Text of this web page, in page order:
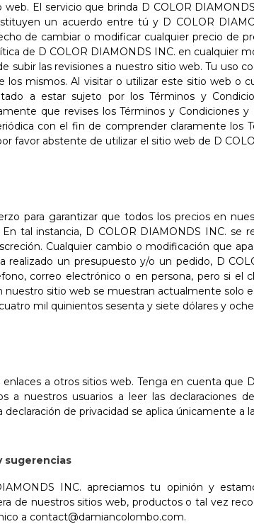
El servicio que brinda D COLOR
un acuerdo entre tú y D COLOR
de cambiar o modificar cualquier precio de
de D COLOR DIAMONDS INC. en cualquier
subir las revisiones a nuestro sitio web. Tu uso
los mismos. Al visitar o utilizar este sitio web o
a estar sujeto por los Términos y
que revises los Términos y Condiciones
con el fin de comprender claramente los
favor abstente de utilizar el sitio web de D
para garantizar que todos los precios en
tal instancia, D COLOR DIAMONDS INC.
Cualquier cambio o modificación que
realizado un presupuesto y/o un pedido, D
correo electrónico o en persona, pero si el
sitio web se muestran actualmente solo
mil quinientos sesenta y siete dólares y
a otros sitios web. Tenga en cuenta que
a nuestros usuarios a leer las
de privacidad se aplica únicamente a
sugerencias
INC. apreciamos tu opinión y
de nuestros sitios web, productos o tal vez
a contact@damiancolombo.com.